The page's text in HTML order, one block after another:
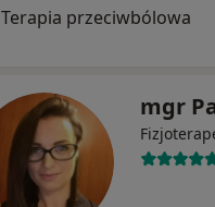
Terapia przeciwbólowa
mgr